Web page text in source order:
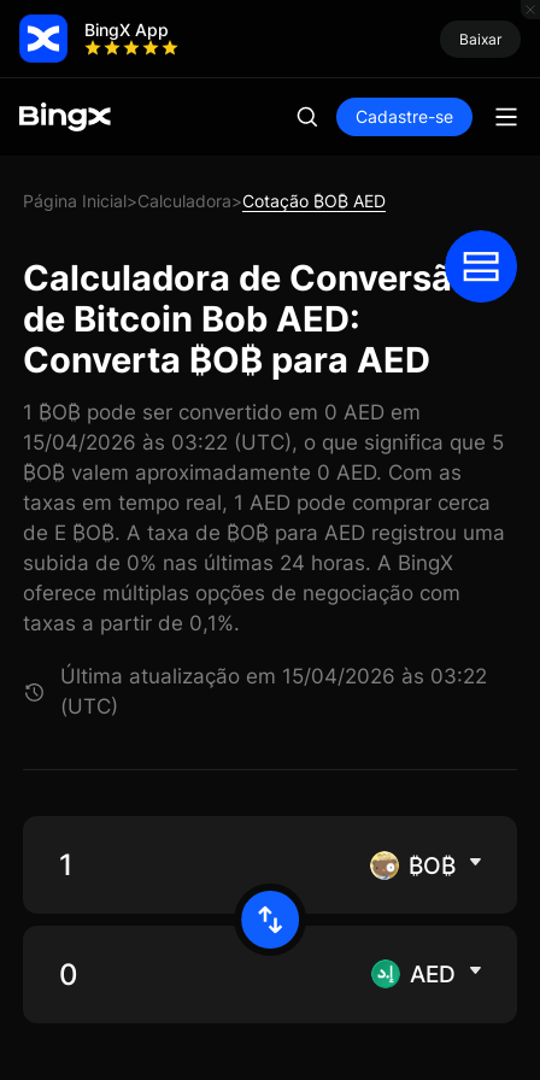
BingX App Baixar
Cadastre-se
Página Inicial>Calculadora>Cotação ₿O₿ AED
Calculadora de Conversão
de Bitcoin Bob AED:
Converta ₿O₿ para AED
1 ₿O₿ pode ser convertido em 0 AED em
15/04/2026 às 03:22 (UTC), o que significa que 5
₿O₿ valem aproximadamente 0 AED. Com as
taxas em tempo real, 1 AED pode comprar cerca
de E ₿O₿. A taxa de ₿O₿ para AED registrou uma
subida de 0% nas últimas 24 horas. A BingX
oferece múltiplas opções de negociação com
taxas a partir de 0,1%.
Última atualização em 15/04/2026 às 03:22
(UTC)
₿O₿
AED